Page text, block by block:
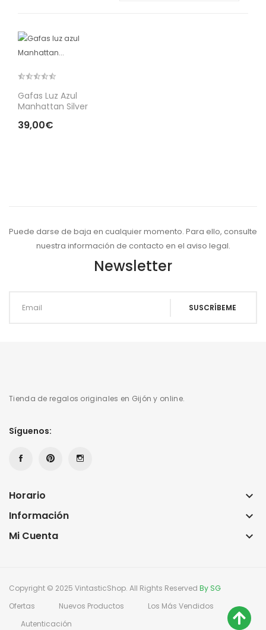
Gafas Luz Azul
Manhattan Silver
39,00€
Puede darse de baja en cualquier momento. Para ello, consulte
nuestra información de contacto en el aviso legal.
Newsletter
Tienda de regalos originales en Gijón y online.
Síguenos:
Horario keyboard_arrow_down
Información keyboard_arrow_down
Mi Cuenta keyboard_arrow_down
Copyright © 2025 VintasticShop. All Rights Reserved By SG
Ofertas
Nuevos Productos
Los Más Vendidos
Autenticación